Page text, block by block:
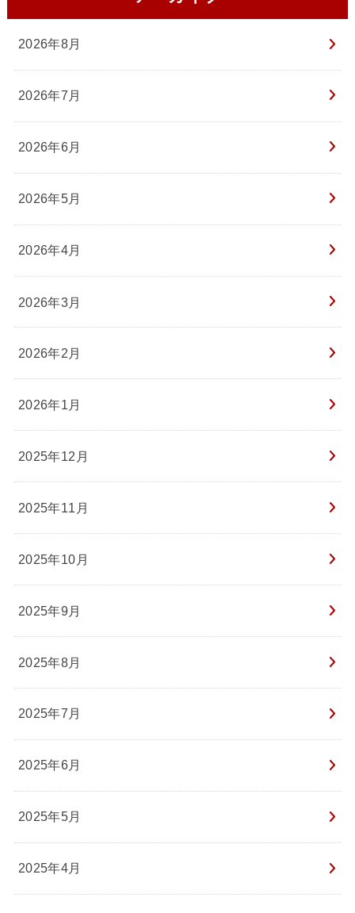
2026年8月
2026年7月
2026年6月
2026年5月
2026年4月
2026年3月
2026年2月
2026年1月
2025年12月
2025年11月
2025年10月
2025年9月
2025年8月
2025年7月
2025年6月
2025年5月
2025年4月